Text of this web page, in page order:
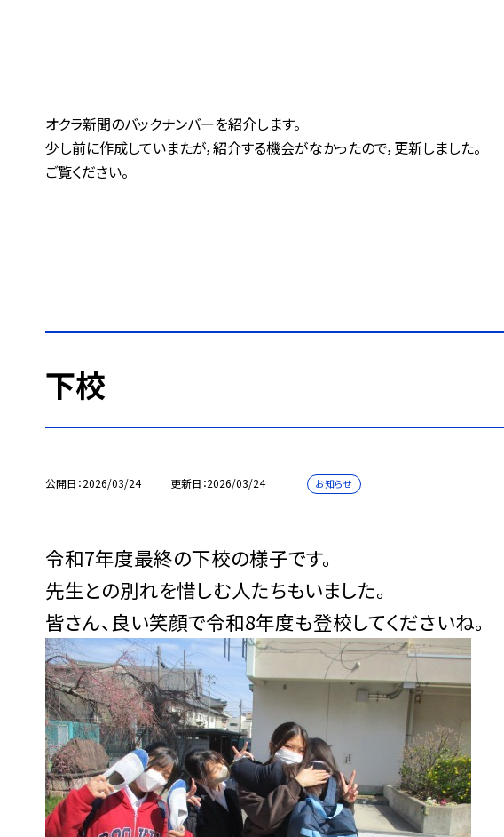
オクラ新聞のバックナンバーを紹介します。
少し前に作成していまたが，紹介する機会がなかったので，更新しました。
ご覧ください。
下校
公開日 2026/03/24 更新日 2026/03/24 お知らせ
令和7年度最終の下校の様子です。
先生との別れを惜しむ人たちもいました。
皆さん、良い笑顔で令和8年度も登校してくださいね。